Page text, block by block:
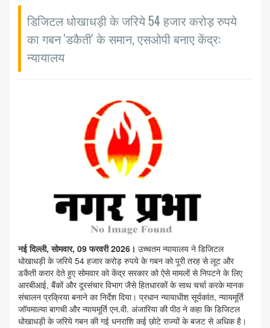
डिजिटल धोखाधड़ी के जरिये 54 हजार करोड़ रुपये
का गबन 'डकैती' के समान, एसओपी बनाए केंद्र:
न्यायालय
नई दिल्ली, सोमवार, 09 फरवरी 2026। उच्चतम न्यायालय ने डिजिटल
धोखाधड़ी के जरिये 54 हजार करोड़ रुपये के गबन को पूरी तरह से लूट और
डकैती करार देते हुए सोमवार को केंद्र सरकार को ऐसे मामलों से निपटने के लिए
आरबीआई, बैंकों और दूरसंचार विभाग जैसे हितधारकों के साथ चर्चा करके मानक
संचालन प्रक्रिया बनाने का निर्देश दिया। प्रधान न्यायाधीश सूर्यकांत, न्यायमूर्ति
जॉयमाल्या बागची और न्यायमूर्ति एन.वी. अंजारिया की पीठ ने कहा कि डिजिटल
धोखाधड़ी के जरिये गबन की गई धनराशि कई छोटे राज्यों के बजट से अधिक है।